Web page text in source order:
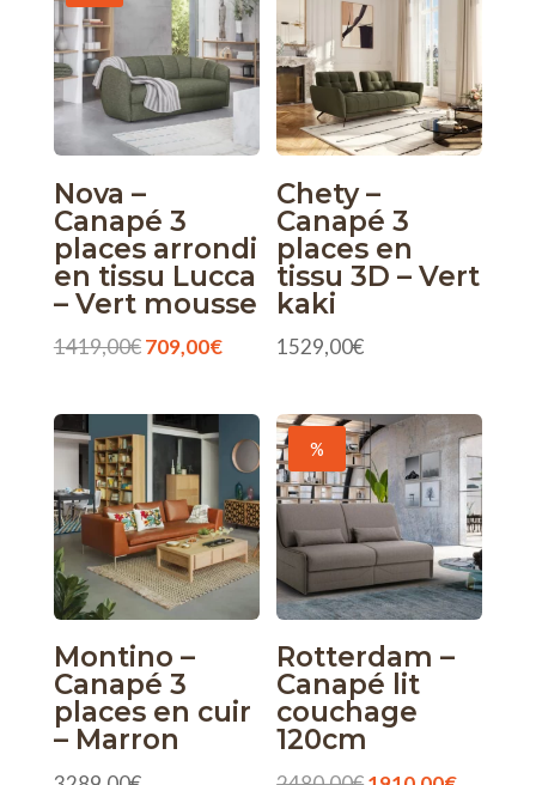
Nova –
Canapé 3
places arrondi
en tissu Lucca
– Vert mousse
1419,00€ Le
initial
était :
1419,00€.
709,00€Le
actuel
est :
709,00€.
Chety –
Canapé 3
places en
tissu 3D – Vert
kaki
1529,00€
Montino –
Canapé 3
places en cuir
– Marron
%
Rotterdam –
Canapé lit
couchage
120cm